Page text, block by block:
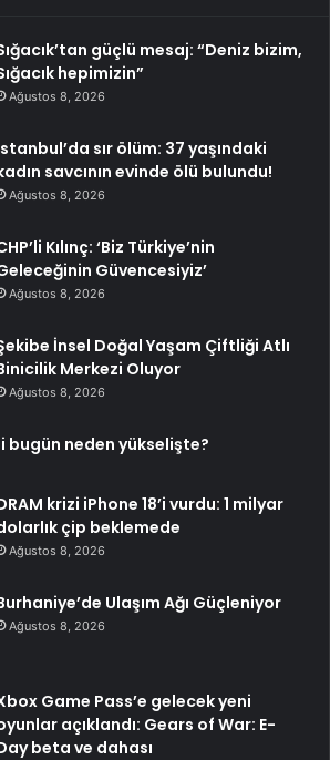
güçlü mesaj: “Deniz bizim,
hepimizin”
Ağustos 8, 2026
sır ölüm: 37 yaşındaki
savcının evinde ölü bulundu!
Ağustos 8, 2026
Kılınç: ‘Biz Türkiye’nin
Güvencesiyiz’
Ağustos 8, 2026
İnsel Doğal Yaşam Çiftliği Atlı
Merkezi Oluyor
Ağustos 8, 2026
bugün neden yükselişte?
krizi iPhone 18’i vurdu: 1 milyar
çip beklemede
Ağustos 8, 2026
Ulaşım Ağı Güçleniyor
Ağustos 8, 2026
Game Pass’e gelecek yeni
açıklandı: Gears of War: E-
beta ve dahası